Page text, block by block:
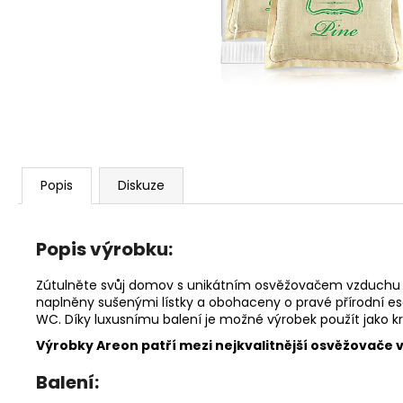
Popis Diskuze
Popis výrobku:
Zútulněte svůj domov s unikátním osvěžovačem
naplněny sušenými lístky a obohaceny o pravé přírodní
WC. Díky luxusnímu balení je možné výrobek použít jako
Výrobky Areon patří mezi nejkvalitnější osvěžovače
Balení: